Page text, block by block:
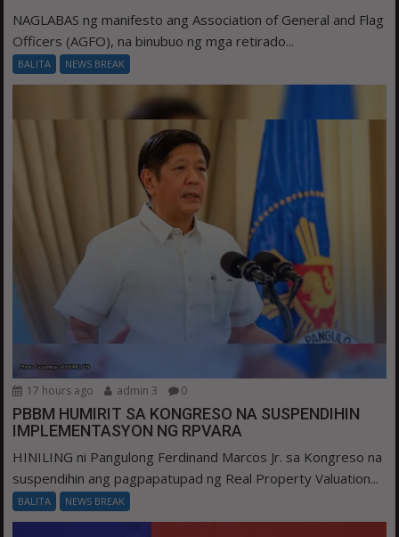
NAGLABAS ng manifesto ang Association of General and Flag
Officers (AGFO), na binubuo ng mga retirado...
BALITA NEWS BREAK
17 hours ago admin 3 0
PBBM HUMIRIT SA KONGRESO NA SUSPENDIHIN
IMPLEMENTASYON NG RPVARA
HINILING ni Pangulong Ferdinand Marcos Jr. sa Kongreso na
suspendihin ang pagpapatupad ng Real Property Valuation...
BALITA NEWS BREAK